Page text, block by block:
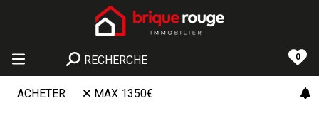
RECHERCHE 0
ACHETER MAX 1350€